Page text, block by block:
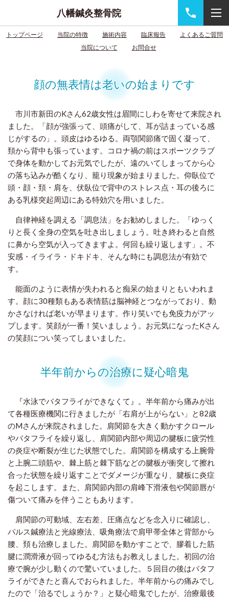
八幡鍼灸整骨院
トップページ 当院の特徴 施術内容 臨床報告
よくあるご質問
当院について
お問合せ
顔の無表情は老いの始まりです
市川市新田のKさん62歳女性は眉間にしわを寄せて来院され
ました。「顔が強張って、頭痛がして、耳が詰まっている感
じがするの」。頭皮はゆるゆる。両顎関節痛で固く凝って、
頚から背中も張っています。コロナ禍の前はスポーツクラブ
で身体を動かしてお元気でしたが、遠のいてしまってから心
の落ち込みが酷くなり、籠り現象が始まりました。仰臥位で
頭・顔・頚・肩を、伏臥位で背中のストレス点・耳の後ろに
ある乳様突起周辺にある特効穴を用いました。
自律神経を調える「調息法」をお勧めしました。「ゆっく
りと長く全身の空気を吐き出しましょう。吐き終わると自然
に鼻から空気が入ってきますよ。何回も繰り返します」。不
安感・イライラ・ドキドキ、そんな時にも調息法が有効で
す。
能面のように表情が失われると痴呆の始まりともいわれま
す。顔に30種類もある表情筋は脳神経とつながっており、動
かさなければ老いが早まります。作り笑いでも免疫力がアッ
プします。笑顔が一番！笑いましょう。お元気になったKさん
の笑顔につい笑ってしまいました。
半年前からの治療に疑心暗鬼
『水泳でバタフライができなくて』。半年前から痛みが出
て各種医療機関に行きましたが「右肩が上がらない」と82歳
のMさんが来院されました。肩関節を大きく動かすクロール
やバタフライを繰り返し、肩関節内部や周辺の腱板に疲労性
の炎症や断裂が生じた状態でした。肩関節を構成する上腕骨
と上腕二頭筋や、棘上筋と棘下筋などの腱板が衝突して擦れ
合った状態を繰り返すことでダメージが重なり、腱板に炎症
を起こします。また、肩関節内部の肩峰下滑液包や関節唇が
傷ついて痛みを伴うこともあります。
肩関節の可動域、左右差、圧痛点などを念入りに確認し、
パルス鍼療法と光線療法、吸角療法で肩甲帯全体と背部から
腰、頚も治療しました。肩関節を動かすことで、膠着した筋
腱に潤滑液が回ってゆるむ方法もお教えしました。初回の治
療で腕が少し動くので驚いていました。５回目の後はバタフ
ライができたと喜んでおられました。半年前からの痛みでし
たので「治るでしょうか？」と疑心暗鬼でしたが、治療最後